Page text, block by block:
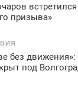
призыва»
без
под